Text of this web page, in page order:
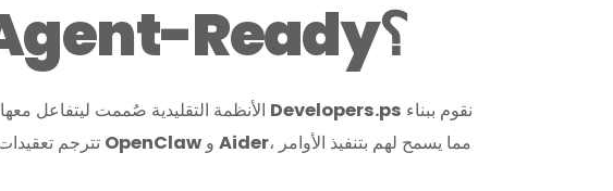
لماذا تحتاج لتحويل نظامك ليكون Agent-Ready؟
Developers.ps
OpenClaw Aider، مما يسمح لهم بتنفيذ الأوامر